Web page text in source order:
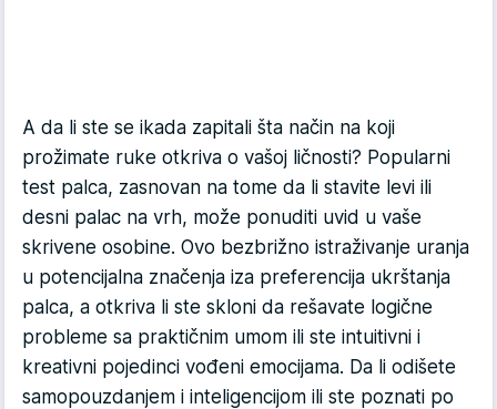
A da li ste se ikada zapitali šta način na koji
prožimate ruke otkriva o vašoj ličnosti? Popularni
test palca, zasnovan na tome da li stavite levi ili
desni palac na vrh, može ponuditi uvid u vaše
skrivene osobine. Ovo bezbrižno istraživanje uranja
u potencijalna značenja iza preferencija ukrštanja
palca, a otkriva li ste skloni da rešavate logične
probleme sa praktičnim umom ili ste intuitivni i
kreativni pojedinci vođeni emocijama. Da li odišete
samopouzdanjem i inteligencijom ili ste poznati po